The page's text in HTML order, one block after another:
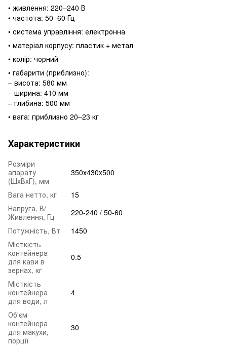
• живлення: 220–240 В
• частота: 50–60 Гц
• система управління: електронна
• матеріал корпусу: пластик + метал
• колір: чорний
• габарити (приблизно):
– висота: 580 мм
– ширина: 410 мм
– глибина: 500 мм
• вага: приблизно 20–23 кг
Характеристики
Розміри
апарату
(ШхВхГ), мм
350х430х500
Вага нетто, кг
15
Напруга, В/
Живлення, Гц
220-240 / 50-60
Потужність, Вт
1450
Місткість
контейнера
для кави в
зернах, кг
0.5
Місткість
контейнера
для води, л
4
Об'єм
контейнера
для макухи,
порції
30